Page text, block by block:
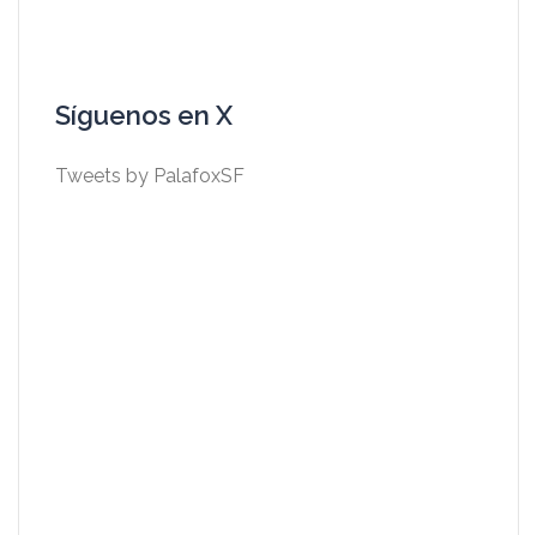
Síguenos en X
Tweets by PalafoxSF